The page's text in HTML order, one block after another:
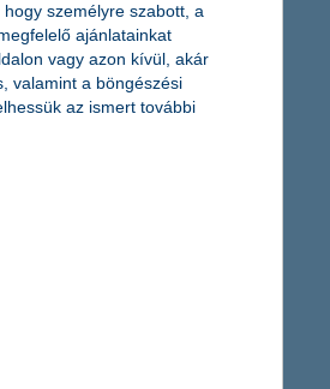
is azonosíthatják
személyre szabott, a
ajánlatainkat
vagy azon kívül, akár
valamint a böngészési
az ismert további